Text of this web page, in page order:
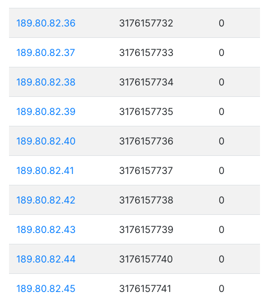
189.80.82.36 3176157732 0
189.80.82.37 3176157733 0
189.80.82.38 3176157734 0
189.80.82.39 3176157735 0
189.80.82.40 3176157736 0
189.80.82.41 3176157737 0
189.80.82.42 3176157738 0
189.80.82.43 3176157739 0
189.80.82.44 3176157740 0
189.80.82.45 3176157741 0